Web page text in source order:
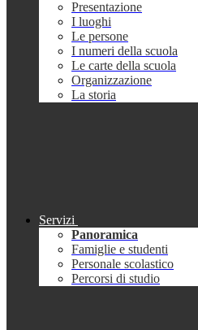
Presentazione
I luoghi
Le persone
I numeri della scuola
Le carte della scuola
Organizzazione
La storia
Servizi
Panoramica
Famiglie e studenti
Personale scolastico
Percorsi di studio